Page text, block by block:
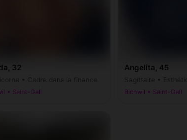
32
• Saint-Gall
Angelita, 45
Bichwil • Saint-Gall